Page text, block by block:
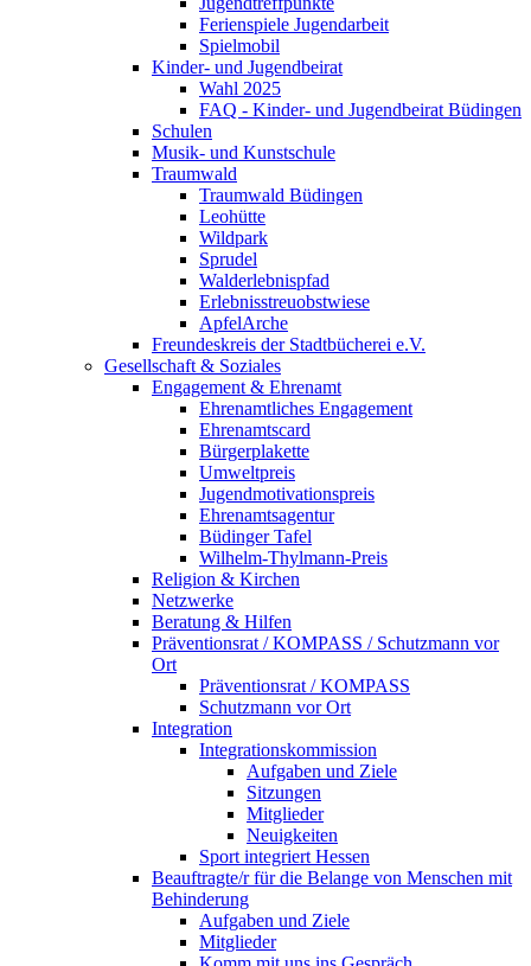
Ferienspiele Jugendarbeit
Spielmobil
Kinder- und Jugendbeirat
Wahl 2025
FAQ - Kinder- und Jugendbeirat Büdingen
Schulen
Musik- und Kunstschule
Traumwald
Traumwald Büdingen
Leohütte
Wildpark
Sprudel
Walderlebnispfad
Erlebnisstreuobstwiese
ApfelArche
Freundeskreis der Stadtbücherei e.V.
Gesellschaft & Soziales
Engagement & Ehrenamt
Ehrenamtliches Engagement
Ehrenamtscard
Bürgerplakette
Umweltpreis
Jugendmotivationspreis
Ehrenamtsagentur
Büdinger Tafel
Wilhelm-Thylmann-Preis
Religion & Kirchen
Netzwerke
Beratung & Hilfen
Präventionsrat / KOMPASS / Schutzmann vor
Ort
Präventionsrat / KOMPASS
Schutzmann vor Ort
Integration
Integrationskommission
Aufgaben und Ziele
Sitzungen
Mitglieder
Neuigkeiten
Sport integriert Hessen
Beauftragte/r für die Belange von Menschen mit
Behinderung
Aufgaben und Ziele
Mitglieder